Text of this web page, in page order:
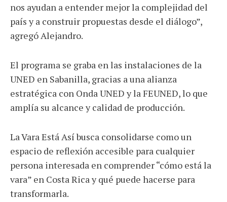
nos ayudan a entender mejor la complejidad del
país y a construir propuestas desde el diálogo”,
agregó Alejandro.
El programa se graba en las instalaciones de la
UNED en Sabanilla, gracias a una alianza
estratégica con Onda UNED y la FEUNED, lo que
amplía su alcance y calidad de producción.
La Vara Está Así busca consolidarse como un
espacio de reflexión accesible para cualquier
persona interesada en comprender “cómo está la
vara” en Costa Rica y qué puede hacerse para
transformarla.